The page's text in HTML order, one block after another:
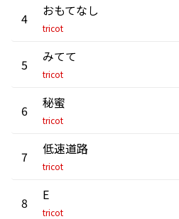
4 おもてなし
tricot
5 みてて
tricot
6 秘蜜
tricot
7 低速道路
tricot
8 E
tricot